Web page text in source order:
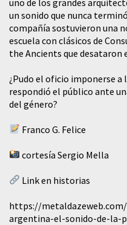
un sonido que nunca
compañía sostuvieron una
escuela con clásicos de
the Ancients que desataron
¿Pudo el oficio imponerse a
respondió el público ante
del género?
Franco G. Felice
cortesía Sergio Mella
Link en historias
https://
argentina-el-sonido-de-la-